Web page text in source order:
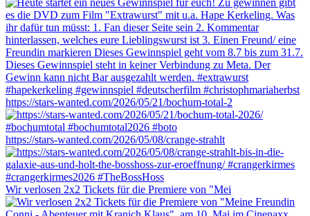
https://stars-wanted.com/2026/05/21/bochum-total-2
https://stars-wanted.com/2026/05/08/crange-strahlt
Wir verlosen 2x2 Tickets für die Premiere von "Mei